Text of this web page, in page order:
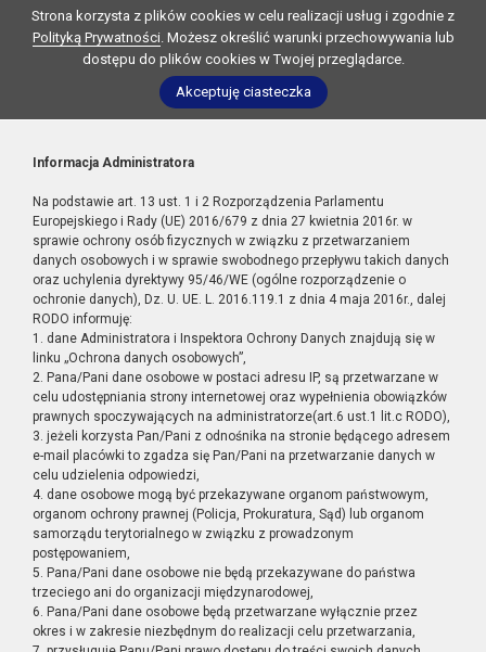
Strona korzysta z plików cookies w celu realizacji usług i zgodnie z
Polityką Prywatności. Możesz określić warunki przechowywania lub
dostępu do plików cookies w Twojej przeglądarce.
Akceptuję ciasteczka
Informacja Administratora
Na podstawie art. 13 ust. 1 i 2 Rozporządzenia Parlamentu
Europejskiego i Rady (UE) 2016/679 z dnia 27 kwietnia 2016r. w
sprawie ochrony osób fizycznych w związku z przetwarzaniem
danych osobowych i w sprawie swobodnego przepływu takich danych
oraz uchylenia dyrektywy 95/46/WE (ogólne rozporządzenie o
ochronie danych), Dz. U. UE. L. 2016.119.1 z dnia 4 maja 2016r., dalej
RODO informuję:
1. dane Administratora i Inspektora Ochrony Danych znajdują się w
linku „Ochrona danych osobowych”,
2. Pana/Pani dane osobowe w postaci adresu IP, są przetwarzane w
celu udostępniania strony internetowej oraz wypełnienia obowiązków
prawnych spoczywających na administratorze(art.6 ust.1 lit.c RODO),
3. jeżeli korzysta Pan/Pani z odnośnika na stronie będącego adresem
e-mail placówki to zgadza się Pan/Pani na przetwarzanie danych w
celu udzielenia odpowiedzi,
4. dane osobowe mogą być przekazywane organom państwowym,
organom ochrony prawnej (Policja, Prokuratura, Sąd) lub organom
samorządu terytorialnego w związku z prowadzonym
postępowaniem,
5. Pana/Pani dane osobowe nie będą przekazywane do państwa
trzeciego ani do organizacji międzynarodowej,
6. Pana/Pani dane osobowe będą przetwarzane wyłącznie przez
okres i w zakresie niezbędnym do realizacji celu przetwarzania,